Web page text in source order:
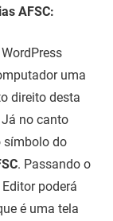
AFSC:
uma
direito desta
Já no canto
símbolo do
. Passando o
poderá
é uma tela